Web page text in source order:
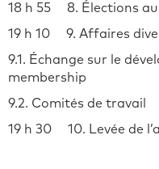
18 h 55 8. Élections au
19 h 10 9. Affaires
9.1. Échange sur le
membership
9.2. Comités de travail
19 h 30 10. Levée de